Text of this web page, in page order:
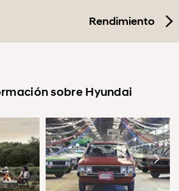
Rendimiento
sobre Hyundai